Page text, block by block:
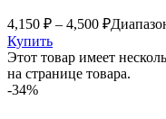
4,150 ₽ – 4,500 ₽
Купить
Этот товар имеет
на странице товара.
-34%